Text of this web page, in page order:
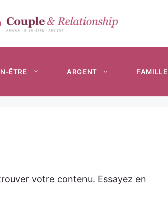
ÊTRE ARGENT FAMILLE
votre contenu. Essayez en